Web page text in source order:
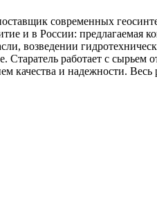
современных
и в России: предлагаемая
возведении
работает с сырьем
и надежности. Весь